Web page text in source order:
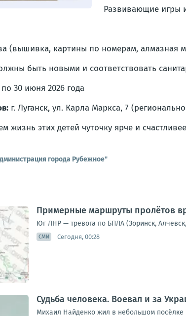
Развивающие игры
(вышивка, картины по номерам, алмазная
быть новыми и соответствовать
по 30 июня 2026 года
г. Луганск, ул. Карла Маркса, 7
жизнь этих детей чуточку ярче и
города Рубежное"
Примерные маршруты пролётов
Юг ЛНР — тревога по БПЛА (Зоринск,
СМИ Сегодня, 00:28
Судьба человека. Воевал и за
Михаил Найденко жил в небольшом посёлке